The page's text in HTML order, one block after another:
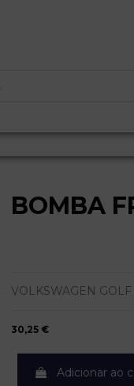
BOMBA
VOLKSWAGEN
30,25 €
Adicionar ao